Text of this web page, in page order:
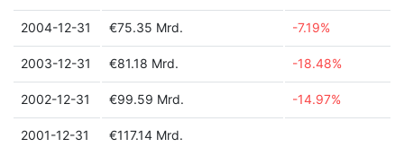
2004-12-31 €75.35 Mrd. -7.19%
2003-12-31 €81.18 Mrd. -18.48%
2002-12-31 €99.59 Mrd. -14.97%
2001-12-31 €117.14 Mrd.